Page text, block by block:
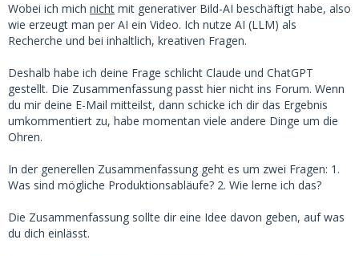
Wobei ich mich nicht mit generativer Bild-AI beschäftigt habe, also
wie erzeugt man per AI ein Video. Ich nutze AI (LLM) als
Recherche und bei inhaltlich, kreativen Fragen.
Deshalb habe ich deine Frage schlicht Claude und ChatGPT
gestellt. Die Zusammenfassung passt hier nicht ins Forum. Wenn
du mir deine E-Mail mitteilst, dann schicke ich dir das Ergebnis
umkommentiert zu, habe momentan viele andere Dinge um die
Ohren.
In der generellen Zusammenfassung geht es um zwei Fragen: 1.
Was sind mögliche Produktionsabläufe? 2. Wie lerne ich das?
Die Zusammenfassung sollte dir eine Idee davon geben, auf was
du dich einlässt.